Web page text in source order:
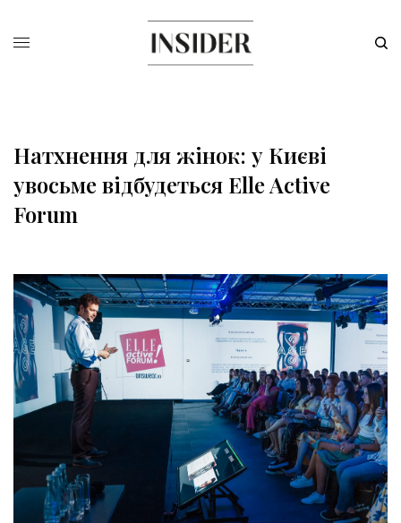
Натхнення для жінок: у Києві
увосьме відбудеться Elle Active
Forum